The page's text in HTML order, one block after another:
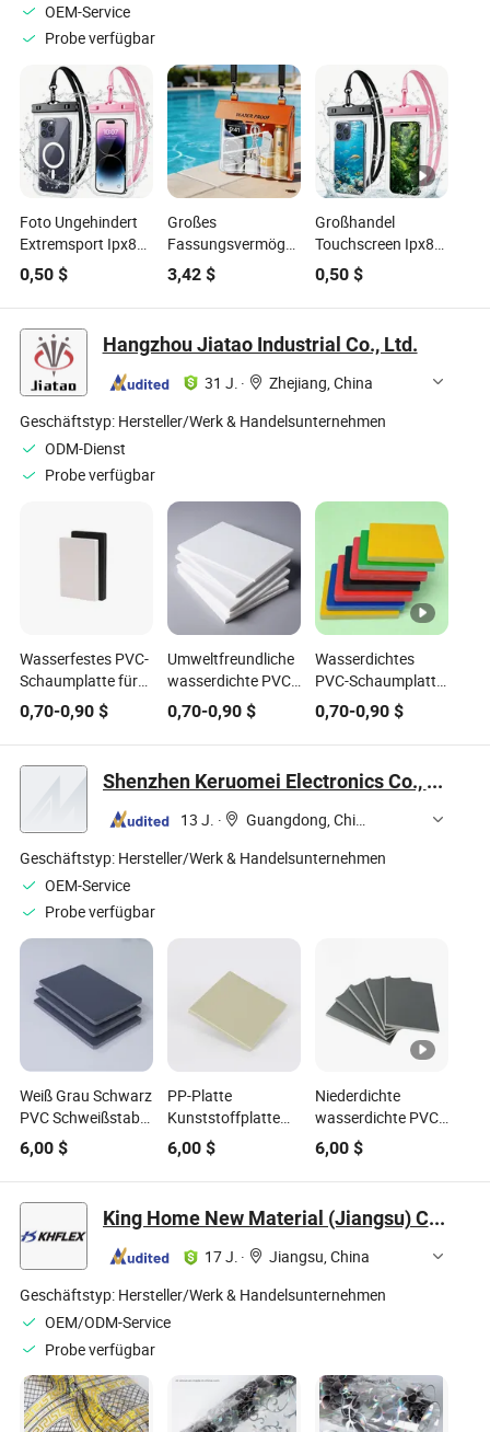
OEM-Service
Probe verfügbar
Foto Ungehindert
Extremsport Ipx8
Wasserdichte
Handyhülle PVC
Ultra Klar
Touchscreen
Schwimmen Surfen
Strand Tauchen
Fabrik Hersteller
Großhandel
0,50 $
Großes
Fassungsvermögen
wasserdichte
Telefonhülle
Großhandel ultra
Foto ungehindert
Schwimmen PVC
Ipx8surfing Strand
Fabrik
3,42$
Großhandel
Touchscreen Ipx8
wasserdichte
Telefonhülle PVC
8808 ultra klar Foto
Schwimmen Surfen
Canyoning Strand
Tauchen Fabrik
Hersteller
0,50$
Hangzhou Jiatao Industrial Co., Ltd.
31 J. ·
Zhejiang, China
Geschäftstyp: Hersteller/Werk & Handelsunternehmen
ODM-Dienst
Probe verfügbar
Wasserfestes PVC-
Schaumplatte für
Innenraum-
Trennwandsysteme
0,70-0,90 $
Umweltfreundliche
wasserdichte PVC
Forex-Platte flache
glatte PVC-
Schaumplatte für
Innendekoration
0,70-0,90$
Wasserdichtes
PVC-Schaumplatte
für
Innenlagerlösungen
0,70-0,90$
Shenzhen Keruomei Electronics Co., Ltd.
13 J. ·
Guangdong, China
Geschäftstyp: Hersteller/Werk & Handelsunternehmen
OEM-Service
Probe verfügbar
Weiß Grau Schwarz
PVC Schweißstab
zum Abdichten von
wasserdichten
Membranen
Umweltschutz
farbiger PVC PVC
Platte PVC
Hartstab PVC
Kunststoffplatte
PVC Profil
6,00 $
PP-Platte
Kunststoffplatte
Hartplatte
Nylonplatte PVC-
Platte
Platte
6,00$
Niederdichte
wasserdichte PVC-
Schaumplatte für
Werbedruck
6,00$
King Home New Material (Jiangsu) Co., Ltd
17 J. ·
Jiangsu, China
Geschäftstyp: Hersteller/Werk & Handelsunternehmen
OEM/ODM-Service
Probe verfügbar